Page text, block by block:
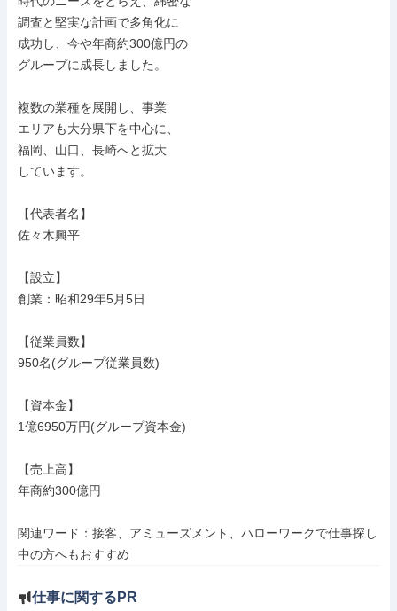
調査と堅実な計画で多角化に
成功し、今や年商約300億円の
グループに成長しました。
複数の業種を展開し、事業
エリアも大分県下を中心に、
福岡、山口、長崎へと拡大
しています。
【代表者名】
佐々木興平
【設立】
創業：昭和29年5月5日
【従業員数】
950名(グループ従業員数)
【資本金】
1億6950万円(グループ資本金)
【売上高】
年商約300億円
関連ワード：接客、アミューズメント、ハローワークで仕事探し
中の方へもおすすめ
仕事に関するPR